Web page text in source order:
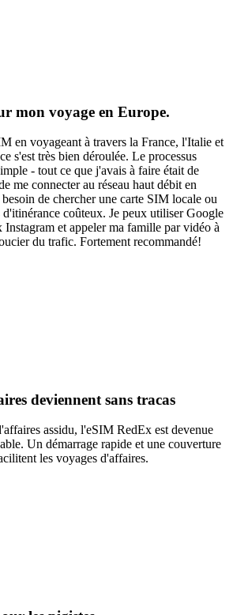
mon voyage en Europe.
en voyageant à travers la France, l'Italie et
s'est très bien déroulée. Le processus
- tout ce que j'avais à faire était de
me connecter au réseau haut débit en
de chercher une carte SIM locale ou
coûteux. Je peux utiliser Google
et appeler ma famille par vidéo à
du trafic. Fortement recommandé!
deviennent sans tracas
assidu, l'eSIM RedEx est devenue
Un démarrage rapide et une couverture
les voyages d'affaires.